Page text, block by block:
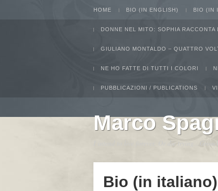
HOME BIO (IN ENGLISH) BIO (IN
DONNE NEL MITO: SOPHIA RACCONTA
GIULIANO MONTALDO – QUATTRO
NE HO FATTE DI TUTTI I COLORI
PUBBLICAZIONI / PUBLICATIONS
Marco
Bio (in italiano)